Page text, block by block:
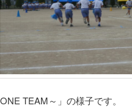
TEAM～」の様子です。